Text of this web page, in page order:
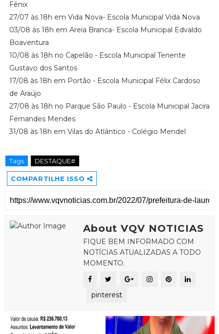
Fênix
27/07 às 18h em Vida Nova- Escola Municipal Vida Nova
03/08 às 18h em Areia Branca- Escola Municipal Edvaldo
Boaventura
10/08 às 18h no Capelão - Escola Municipal Tenente
Gustavo dos Santos
17/08 às 18h em Portão - Escola Municipal Félix Cardoso
de Araújo
27/08 às 18h no Parque São Paulo - Escola Municipal Jacira
Fernandes Mendes
31/08 às 18h em Vilas do Atlântico - Colégio Mendel
Tags DESTAQUE#
COMPARTILHE ISSO
About VQV NOTICIAS
FIQUE BEM INFORMADO COM
NOTÍCIAS ATUALIZADAS A TODO
MOMENTO.
pinterest